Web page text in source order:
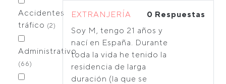
Accidentes
tráfico (2)
Administrativo
(66)
EXTRANJERÍA
0 Respuestas
Soy M, tengo 21 años y
nací en España. Durante
toda la vida he tenido la
residencia de larga
duración (la que se